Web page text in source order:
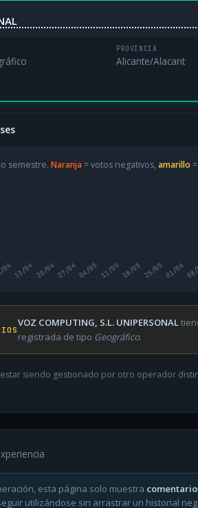
PROVINCIA
Alicante/Alacant
semestre. Naranja= votos negativos, amarillo
13/04 20/0427/0404/05 11/0518/05 25/0501/06
VOZ COMPUTING, S.L. UNIPERSONAL
registrada de tipo Geográfico.
siendo gestionado por otro operador
esta página solo muestra
utilizándose sin arrastrar un historial